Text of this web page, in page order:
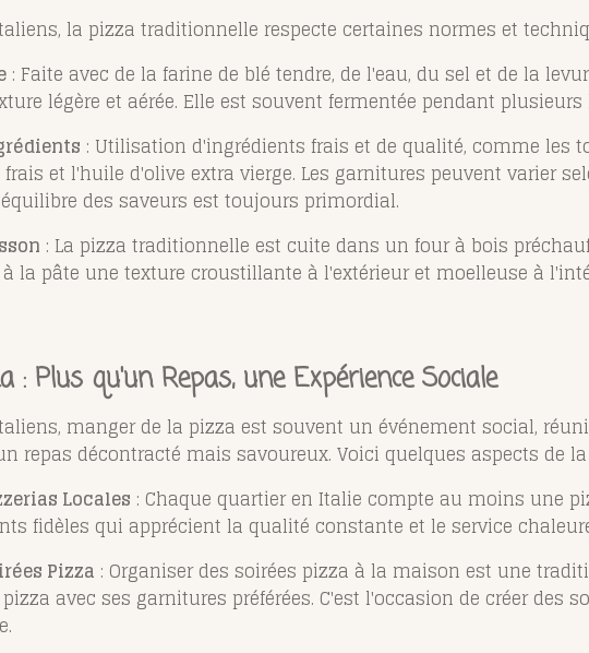
la pizza traditionnelle respecte certaines normes et
: Faite avec de la farine de blé tendre, de l'eau, du sel et de la
légère et aérée. Elle est souvent fermentée pendant
: Utilisation d'ingrédients frais et de qualité, comme les
et l'huile d'olive extra vierge. Les garnitures peuvent varier
des saveurs est toujours primordial.
: La pizza traditionnelle est cuite dans un four à bois
la pâte une texture croustillante à l'extérieur et moelleuse à
: Plus qu'un Repas, une Expérience Sociale
manger de la pizza est souvent un événement social,
repas décontracté mais savoureux. Voici quelques aspects de
Locales : Chaque quartier en Italie compte au moins une
fidèles qui apprécient la qualité constante et le service
Pizza : Organiser des soirées pizza à la maison est une
avec ses garnitures préférées. C'est l'occasion de créer